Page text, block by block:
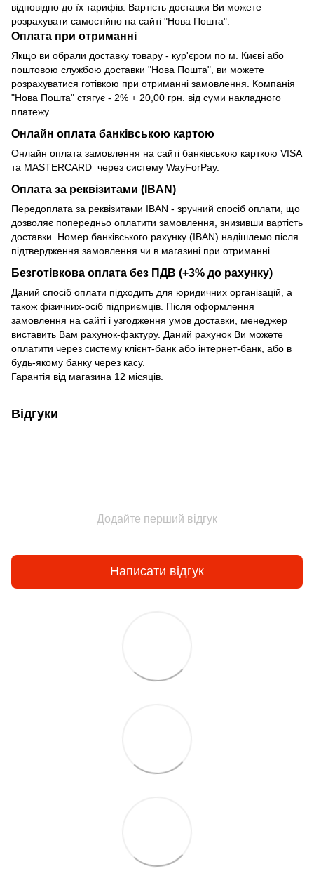
відповідно до їх тарифів. Вартість доставки Ви можете
розрахувати самостійно на сайті "Нова Пошта".
Оплата при отриманні
Якщо ви обрали доставку товару - кур'єром по м. Києві або
поштовою службою доставки "Нова Пошта", ви можете
розрахуватися готівкою при отриманні замовлення. Компанія
"Нова Пошта" стягує - 2% + 20,00 грн. від суми накладного
платежу.
Онлайн оплата банківською картою
Онлайн оплата замовлення на сайті банківською карткою VISA
та MASTERCARD через систему WayForPay.
Оплата за реквізитами (IBAN)
Передоплата за реквізитами IBAN - зручний спосіб оплати, що
дозволяє попередньо оплатити замовлення, знизивши вартість
доставки. Номер банківського рахунку (IBAN) надішлемо після
підтвердження замовлення чи в магазині при отриманні.
Безготівкова оплата без ПДВ (+3% до рахунку)
Даний спосіб оплати підходить для юридичних організацій, а
також фізичних-осіб підприємців. Після оформлення
замовлення на сайті і узгодження умов доставки, менеджер
виставить Вам рахунок-фактуру. Даний рахунок Ви можете
оплатити через систему клієнт-банк або інтернет-банк, або в
будь-якому банку через касу.
Гарантія від магазина 12 місяців.
Відгуки
Додайте перший відгук
Написати відгук